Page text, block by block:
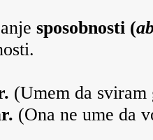
sposobnosti (
(Umem da sviram
(Ona ne ume da